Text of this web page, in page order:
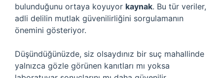
bulunduğunu ortaya koyuyor kaynak. Bu tür veriler,
adli delilin mutlak güvenilirliğini sorgulamanın
önemini gösteriyor.
Düşündüğünüzde, siz olsaydınız bir suç mahallinde
yalnızca gözle görünen kanıtları mı yoksa